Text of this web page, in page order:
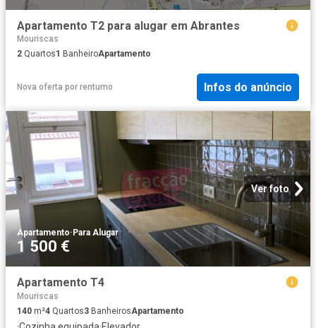
Apartamento T2 para alugar em Abrantes
Mouriscas
2 Quartos1 BanheiroApartamento
Nova oferta por rentumo Infos do anúncio
Ver foto
Apartamento· Para Alugar
1 500 €
Apartamento T4
Mouriscas
140 m²4 Quartos3 BanheirosApartamento